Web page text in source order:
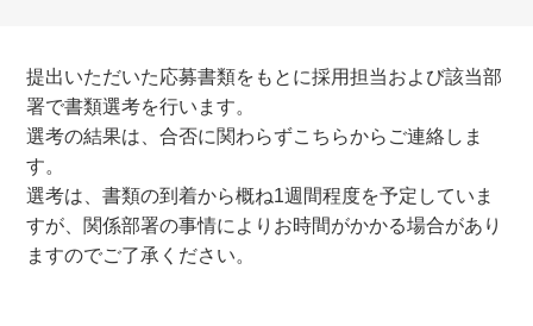
提出いただいた応募書類をもとに採用担当および該当部
署で書類選考を行います。
選考の結果は、合否に関わらずこちらからご連絡しま
す。
選考は、書類の到着から概ね1週間程度を予定していま
すが、関係部署の事情によりお時間がかかる場合があり
ますのでご了承ください。